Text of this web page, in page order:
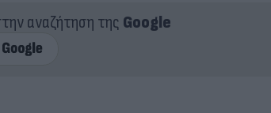
αναζήτηση της Google